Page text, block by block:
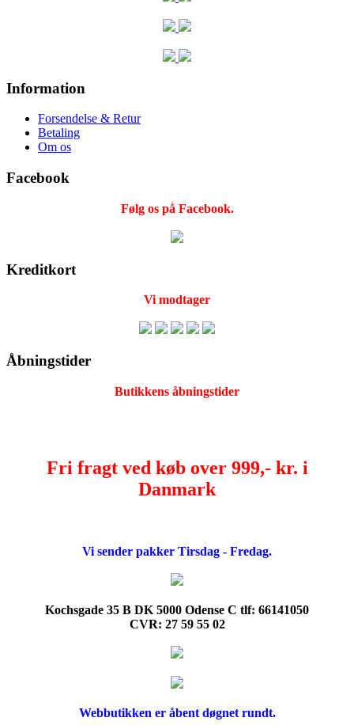
Information
Forsendelse & Retur
Betaling
Om os
Facebook
Følg os på Facebook.
Kreditkort
Vi modtager
Åbningstider
Butikkens åbningstider
Fri fragt ved køb over 999,- kr. i
Danmark
Vi sender pakker Tirsdag - Fredag.
Kochsgade 35 B DK 5000 Odense C tlf: 66141050
CVR: 27 59 55 02
Webbutikken er åbent døgnet rundt.